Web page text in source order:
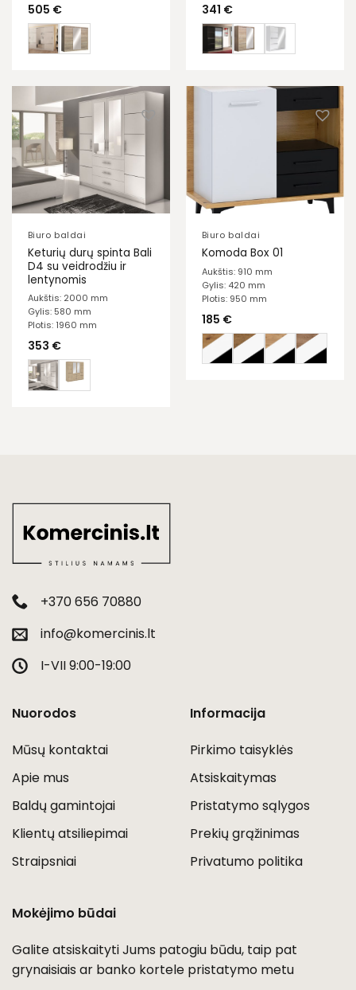
505 € 341 €
Biuro baldai
Keturių durų spinta Bali
D4 su veidrodžiu ir
lentynomis
Aukštis: 2000 mm
Gylis: 580 mm
Plotis: 1960 mm
353 €
Biuro baldai
Komoda Box 01
Aukštis: 910 mm
Gylis: 420 mm
Plotis: 950 mm
185 €
+370 656 70880
info@komercinis.lt
I-VII 9:00-19:00
Nuorodos
Mūsų kontaktai
Apie mus
Baldų gamintojai
Klientų atsiliepimai
Straipsniai
Informacija
Pirkimo taisyklės
Atsiskaitymas
Pristatymo sąlygos
Prekių grąžinimas
Privatumo politika
Mokėjimo būdai
Galite atsiskaityti Jums patogiu būdu, taip pat
grynaisiais ar banko kortele pristatymo metu